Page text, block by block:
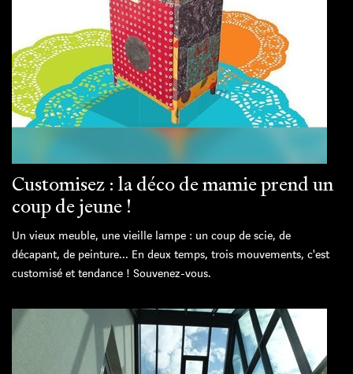
Customisez : la déco de mamie prend un
coup de jeune !
Un vieux meuble, une vieille lampe : un coup de scie, de
décapant, de peinture... En deux temps, trois mouvements, c'est
customisé et tendance ! Souvenez-vous.